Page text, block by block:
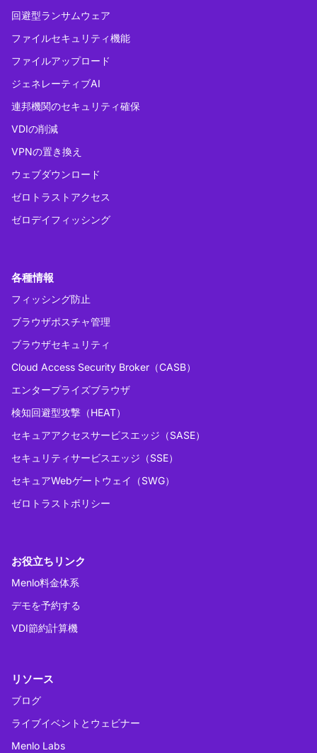
回避型ランサムウェア
ファイルセキュリティ機能
ファイルアップロード
ジェネレーティブAI
連邦機関のセキュリティ確保
VDIの削減
VPNの置き換え
ウェブダウンロード
ゼロトラストアクセス
ゼロデイフィッシング
各種情報
フィッシング防止
ブラウザポスチャ管理
ブラウザセキュリティ
Cloud Access Security Broker（CASB）
エンタープライズブラウザ
検知回避型攻撃（HEAT）
セキュアアクセスサービスエッジ（SASE）
セキュリティサービスエッジ（SSE）
セキュアWebゲートウェイ（SWG）
ゼロトラストポリシー
お役立ちリンク
Menlo料金体系
デモを予約する
VDI節約計算機
リソース
ブログ
ライブイベントとウェビナー
Menlo Labs